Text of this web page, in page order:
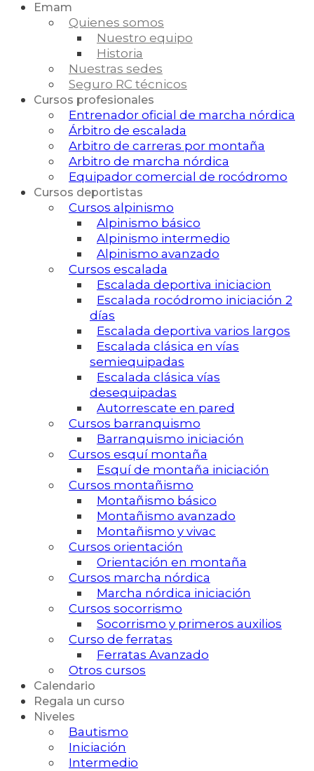
Emam
Quienes somos
Nuestro equipo
Historia
Nuestras sedes
Seguro RC técnicos
Cursos profesionales
Entrenador oficial de marcha nórdica
Árbitro de escalada
Arbitro de carreras por montaña
Arbitro de marcha nórdica
Equipador comercial de rocódromo
Cursos deportistas
Cursos alpinismo
Alpinismo básico
Alpinismo intermedio
Alpinismo avanzado
Cursos escalada
Escalada deportiva iniciacion
Escalada rocódromo iniciación 2
días
Escalada deportiva varios largos
Escalada clásica en vías
semiequipadas
Escalada clásica vías
desequipadas
Autorrescate en pared
Cursos barranquismo
Barranquismo iniciación
Cursos esquí montaña
Esquí de montaña iniciación
Cursos montañismo
Montañismo básico
Montañismo avanzado
Montañismo y vivac
Cursos orientación
Orientación en montaña
Cursos marcha nórdica
Marcha nórdica iniciación
Cursos socorrismo
Socorrismo y primeros auxilios
Curso de ferratas
Ferratas Avanzado
Otros cursos
Calendario
Regala un curso
Niveles
Bautismo
Iniciación
Intermedio